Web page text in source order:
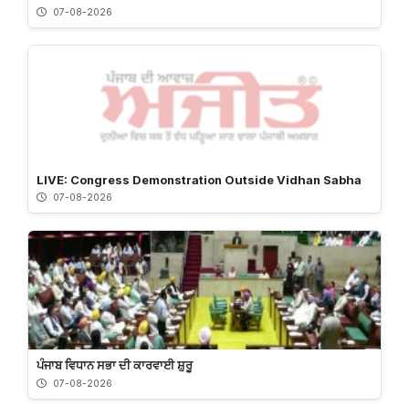
07-08-2026
LIVE: Congress Demonstration Outside Vidhan Sabha
07-08-2026
ਪੰਜਾਬ ਵਿਧਾਨ ਸਭਾ ਦੀ ਕਾਰਵਾਈ ਸ਼ੁਰੂ
07-08-2026